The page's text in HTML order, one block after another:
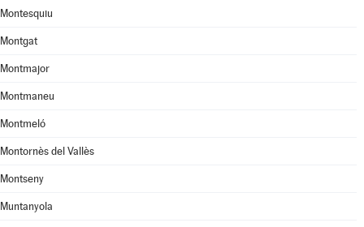
Montesquiu
Montgat
Montmajor
Montmaneu
Montmeló
Montornès del Vallès
Montseny
Muntanyola